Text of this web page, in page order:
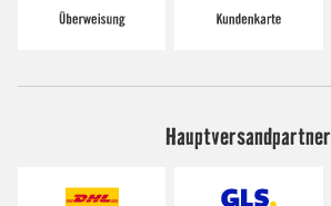
Hauptversandpartner